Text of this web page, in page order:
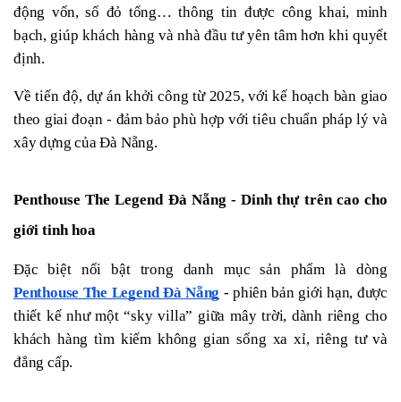
động vốn, sổ đỏ tổng… thông tin được công khai, minh
bạch, giúp khách hàng và nhà đầu tư yên tâm hơn khi quyết
định.
Về tiến độ, dự án khởi công từ 2025, với kế hoạch bàn giao
theo giai đoạn - đảm bảo phù hợp với tiêu chuẩn pháp lý và
xây dựng của Đà Nẵng.
Penthouse The Legend Đà Nẵng - Dinh thự trên cao cho
giới tinh hoa
Penthouse The Legend Đà Nẵng - phiên bản giới hạn, được
thiết kế như một “sky villa” giữa mây trời, dành riêng cho
khách hàng tìm kiếm không gian sống xa xỉ, riêng tư và
đẳng cấp.